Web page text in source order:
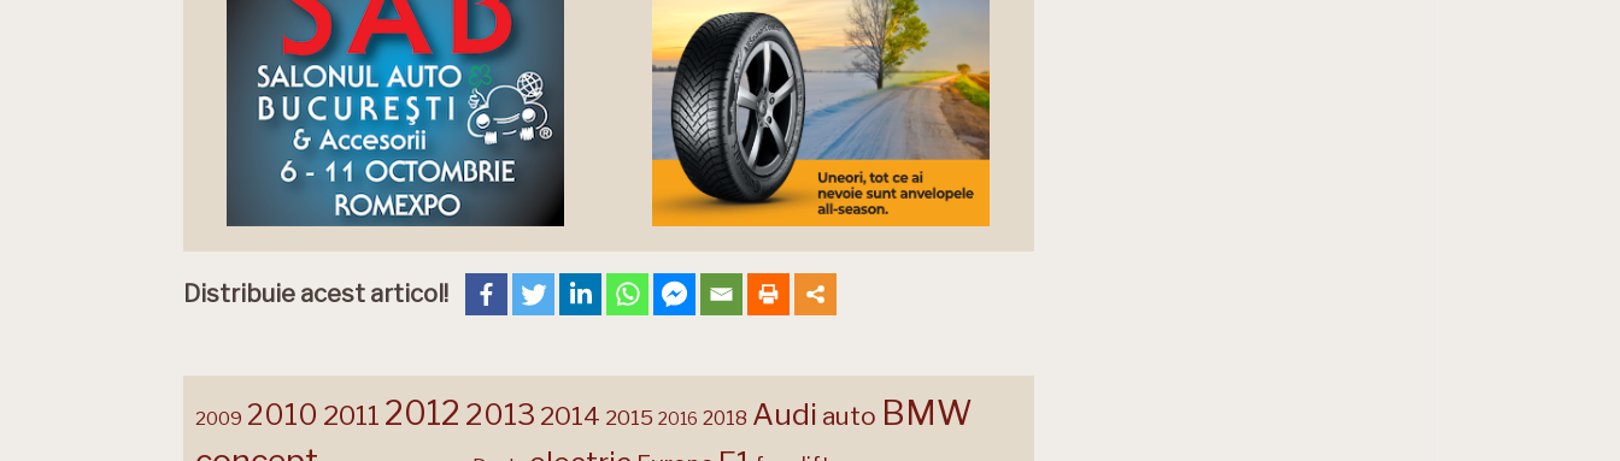
Distribuie acest articol!
2009 2010 2011 2012 2013 2014 2015 2016 2018 Audi auto BMW